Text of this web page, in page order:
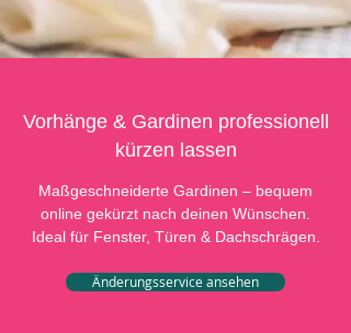
Vorhänge & Gardinen professionell
kürzen lassen
Maßgeschneiderte Gardinen – bequem
online gekürzt nach deinen Wünschen.
Ideal für Fenster, Türen & Dachschrägen.
Änderungsservice ansehen